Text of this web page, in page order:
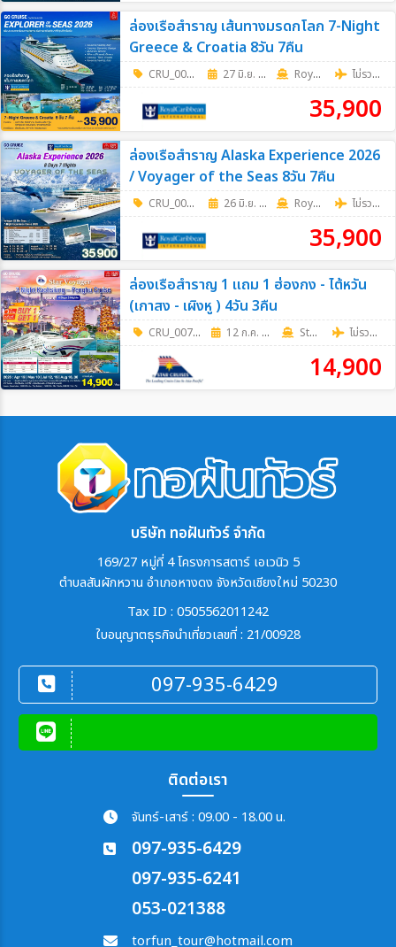
ล่องเรือสำราญ เส้นทางมรดกโลก 7-Night
Greece & Croatia 8วัน 7คืน
CRU_0070 8วัน 7คืน
27 มิ.ย. 69 - 17 ต.ค. 69 RoyalCaribbean ไม่รวมตั๋วเครื่องบิน
35,900
ล่องเรือสำราญ Alaska Experience 2026
/ Voyager of the Seas 8วัน 7คืน
CRU_0069 8วัน 7คืน
26 มิ.ย. 69 - 25 ก.ย. 69 RoyalCaribbean ไม่รวมตั๋วเครื่องบิน
35,900
ล่องเรือสำราญ 1 แถม 1 ฮ่องกง - ไต้หวัน
(เกาสง - เผิงหู ) 4วัน 3คืน
CRU_0073 4วัน 3คืน
12 ก.ค. 69 - 30 ส.ค. 69 Star Cruises ไม่รวมตั๋วเครื่องบิน
14,900
บริษัท ทอฝันทัวร์ จำกัด
169/27 หมู่ที่ 4 โครงการสตาร์ เอเวนิว 5
ตำบลสันผักหวาน อำเภอหางดง จังหวัดเชียงใหม่ 50230
Tax ID : 0505562011242
ใบอนุญาตธุรกิจนำเที่ยวเลขที่ : 21/00928
097-935-6429
ติดต่อเรา
จันทร์-เสาร์ : 09.00 - 18.00 น.
097-935-6429
097-935-6241
053-021388
torfun_tour@hotmail.com